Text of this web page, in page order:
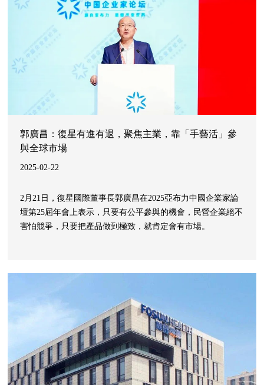
郭廣昌：復星有進有退，聚焦主業，靠「手藝活」參
與全球市場
2025-02-22
2月21日，復星國際董事長郭廣昌在2025亞布力中國企業家論
壇第25屆年會上表示，只要有公平參與的機會，民營企業絕不
害怕競爭，只要把產品做到極致，就肯定會有市場。